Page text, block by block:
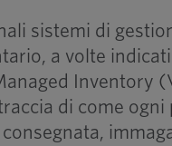
sistemi di
a volte
Inventory
di come ogni